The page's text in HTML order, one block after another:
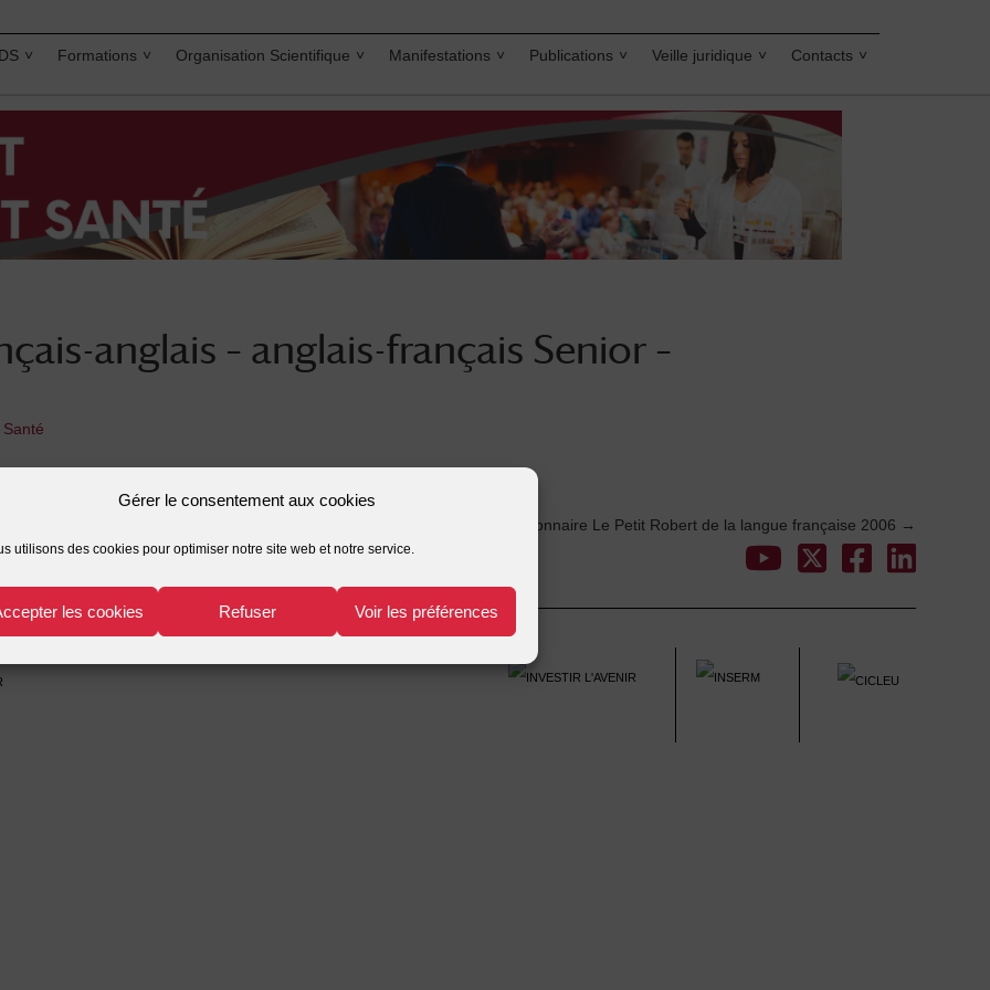
Gérer le consentement aux cookies
utilisons des cookies pour optimiser notre site web et notre service.
les cookies Refuser Voir les préférences
Formations Organisation Scientifique Manifestations Publications Veille juridique Contacts
anglais – anglais-français Senior –
Dictionnaire Le Petit Robert de la langue française 2006 →